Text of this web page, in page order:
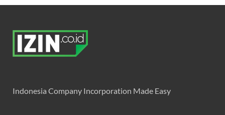
Indonesia Company Incorporation Made Easy